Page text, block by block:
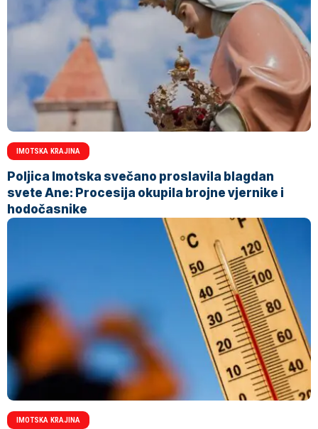
IMOTSKA KRAJINA
Poljica Imotska svečano proslavila blagdan
svete Ane: Procesija okupila brojne vjernike i
hodočasnike
IMOTSKA KRAJINA